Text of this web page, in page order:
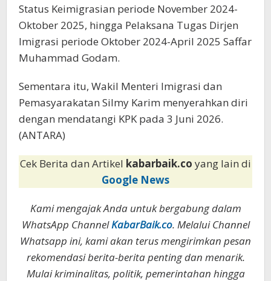
Status Keimigrasian periode November 2024-
Oktober 2025, hingga Pelaksana Tugas Dirjen
Imigrasi periode Oktober 2024-April 2025 Saffar
Muhammad Godam.
Sementara itu, Wakil Menteri Imigrasi dan
Pemasyarakatan Silmy Karim menyerahkan diri
dengan mendatangi KPK pada 3 Juni 2026.
(ANTARA)
Cek Berita dan Artikel kabarbaik.co yang lain di
Google News
Kami mengajak Anda untuk bergabung dalam
WhatsApp ChannelKabarBaik.co. Melalui Channel
Whatsapp ini, kami akan terus mengirimkan pesan
rekomendasi berita-berita penting dan menarik.
Mulai kriminalitas, politik, pemerintahan hingga